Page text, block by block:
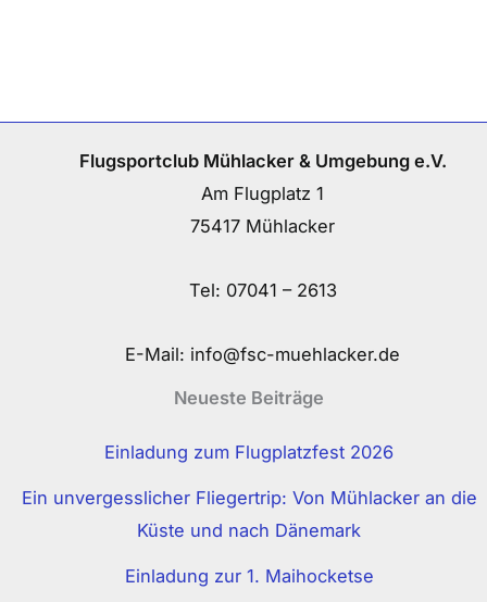
Flugsportclub Mühlacker & Umgebung e.V.
Am Flugplatz 1
75417 Mühlacker
Tel: 07041 – 2613
E-Mail: info@fsc-muehlacker.de
Neueste Beiträge
Einladung zum Flugplatzfest 2026
Ein unvergesslicher Fliegertrip: Von Mühlacker an die
Küste und nach Dänemark
Einladung zur 1. Maihocketse